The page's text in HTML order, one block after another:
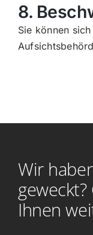
8.
Sie können
Wir
Ihnen